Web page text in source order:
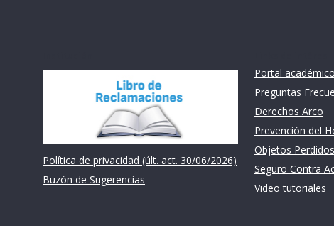
Política de privacidad (últ. act. 30/06/2026)
Buzón de Sugerencias
Portal académico
Preguntas
Derechos Arco
Prevención del
Objetos Perdidos
Seguro Contra
Video tutoriales